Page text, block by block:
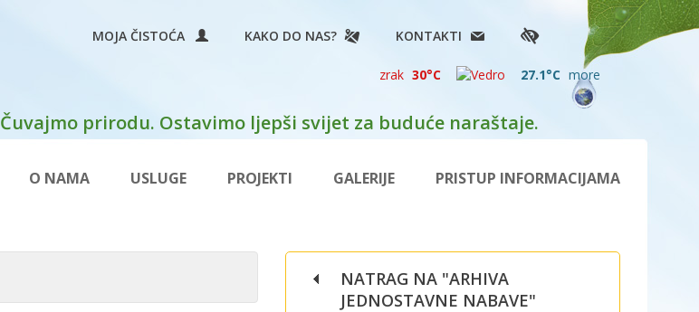
KONTAKTI
KAKO DO NAS?
MOJA ČISTOĆA
zrak 30°C 27.1°C more
Čuvajmo prirodu. Ostavimo ljepši svijet za buduće naraštaje.
O NAMA USLUGE PROJEKTI GALERIJE PRISTUP INFORMACIJAMA
NATRAG NA "ARHIVA
JEDNOSTAVNE NABAVE"